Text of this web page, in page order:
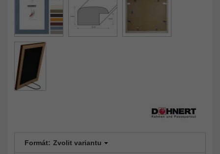
Formát: Zvolit variantu